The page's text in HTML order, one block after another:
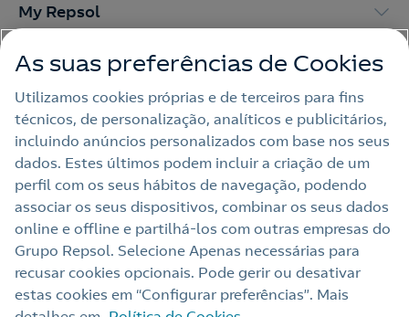
My Repsol
Outras Energias
Links Úteis
Nota legal
Política de privacidade
Política de cookies
Termos e Condições My Repsol
As suas preferências de Cookies
Utilizamos cookies próprias e de terceiros para fins
técnicos, de personalização, analíticos e publicitários,
incluindo anúncios personalizados com base nos seus
dados. Estes últimos podem incluir a criação de um
perfil com os seus hábitos de navegação, podendo
associar os seus dispositivos, combinar os seus dados
online e offline e partilhá‑los com outras empresas do
Grupo Repsol. Selecione Apenas necessárias para
recusar cookies opcionais. Pode gerir ou desativar
estas cookies em “Configurar preferências”. Mais